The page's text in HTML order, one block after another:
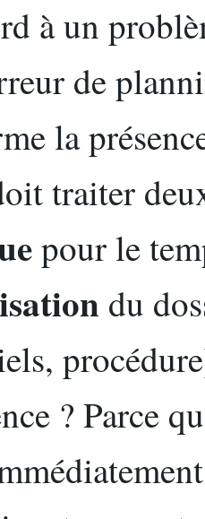
à un
de
la
traiter
pour le
du
? Parce